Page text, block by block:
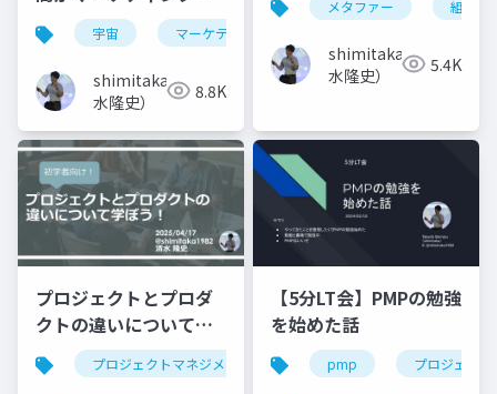
イエンスのビジネスを
始めた話
宇宙 マーケティング
shimitaka（清
水隆史）
8.8K
メタファー 組織課
shimitaka（清
水隆史）
5.4K
プロジェクトとプロダ
クトの違いについて学
ぼう！ プロジェクトマネジメント プロジェクトマネージャ
【5分LT会】PMPの勉強
を始めた話
pmp プロジェク